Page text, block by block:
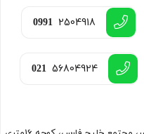
0991 2504918
021 56804924